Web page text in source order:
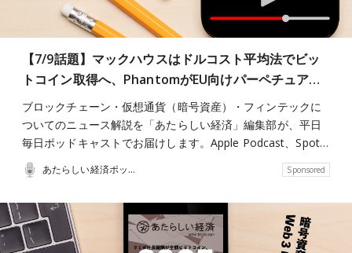
【7/9話題】マックハウスはドルコスト平均法でビッ
トコイン取得へ、PhantomがEU向けパーペチュア…
ブロックチェーン・仮想通貨（暗号資産）・フィンテックに
ついてのニュース解説を「あたらしい経済」編集部が、平日
毎日ポッドキャストでお届けします。Apple Podcast、Spot…
あたらしい経済ポッドキャスト Sponsored